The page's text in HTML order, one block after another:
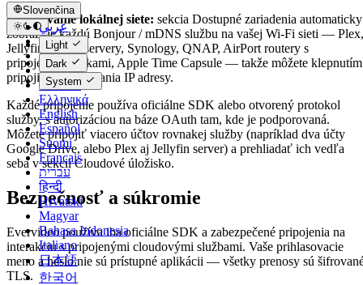
Slovenčina
عربي
Català
Čeština
Dansk
Deutsch
Ελληνικά
English
Español
Suomi
Français
עברית
हिन्दी
Hrvatski
Magyar
Bahasa Indonesia
Italiano
日本語
한국어
Light
Dark
System
Objavovanie lokálnej siete: sekcia Dostupné zariadenia automaticky
zobrazuje každú Bonjour / mDNS službu na vašej Wi-Fi sieti — Plex,
Jellyfin, Emby servery, Synology, QNAP, AirPort routery s
pripojenými diskami, Apple Time Capsule — takže môžete klepnutím
pripojiť bez zadávania IP adresy.
Každé pripojenie používa oficiálne SDK alebo otvorený protokol
služby, s autorizáciou na báze OAuth tam, kde je podporovaná.
Môžete pripojiť viacero účtov rovnakej služby (napríklad dva účty
Google Drive, alebo Plex aj Jellyfin server) a prehliadať ich vedľa
seba v sekcii Cloudové úložisko.
Bezpečnosť a súkromie
Evervideo používa iba oficiálne SDK a zabezpečené pripojenia na
interakciu s pripojenými cloudovými službami. Vaše prihlasovacie
meno a heslo nie sú prístupné aplikácii — všetky prenosy sú
TLS.